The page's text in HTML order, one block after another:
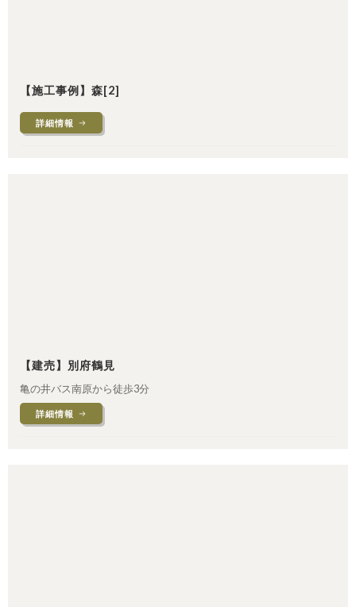
【施工事例】森[2]
詳細情報
【建売】別府鶴見
亀の井バス南原から徒歩3分
詳細情報